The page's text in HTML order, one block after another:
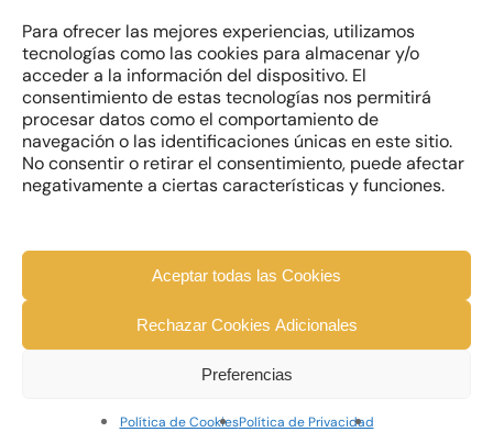
Para ofrecer las mejores experiencias, utilizamos
tecnologías como las cookies para almacenar y/o
acceder a la información del dispositivo. El
consentimiento de estas tecnologías nos permitirá
procesar datos como el comportamiento de
navegación o las identificaciones únicas en este sitio.
No consentir o retirar el consentimiento, puede afectar
negativamente a ciertas características y funciones.
Aceptar todas las Cookies
Rechazar Cookies Adicionales
Preferencias
Política de CookiesPolítica de Privacidad
Automatico
PureTech de 130 cv de 8
velocidades con Stop & Start
PureTech de 155 cv de 8
velocidades con Stop & Start
QUIERO SABER MÁS